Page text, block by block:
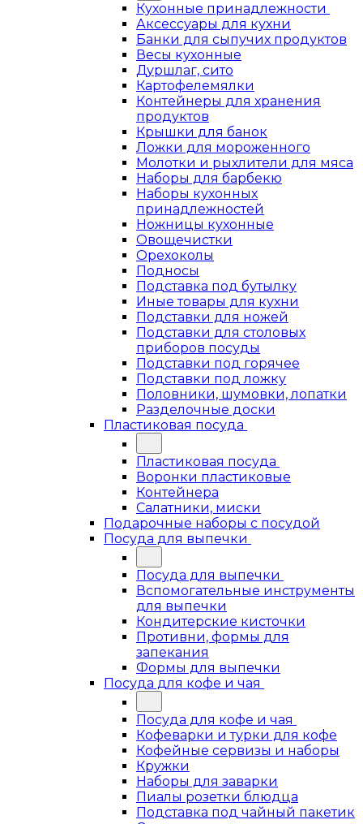
Кухонные принадлежности
Аксессуары для кухни
Банки для сыпучих продуктов
Весы кухонные
Дуршлаг, сито
Картофелемялки
Контейнеры для хранения
продуктов
Крышки для банок
Ложки для мороженного
Молотки и рыхлители для мяса
Наборы для барбекю
Наборы кухонных
принадлежностей
Ножницы кухонные
Овощечистки
Орехоколы
Подносы
Подставка под бутылку
Иные товары для кухни
Подставки для ножей
Подставки для столовых
приборов посуды
Подставки под горячее
Подставки под ложку
Половники, шумовки, лопатки
Разделочные доски
Пластиковая посуда
Пластиковая посуда
Воронки пластиковые
Контейнера
Салатники, миски
Подарочные наборы с посудой
Посуда для выпечки
Посуда для выпечки
Вспомогательные инструменты
для выпечки
Кондитерские кисточки
Противни, формы для
запекания
Формы для выпечки
Посуда для кофе и чая
Посуда для кофе и чая
Кофеварки и турки для кофе
Кофейные сервизы и наборы
Кружки
Наборы для заварки
Пиалы розетки блюдца
Подставка под чайный пакетик